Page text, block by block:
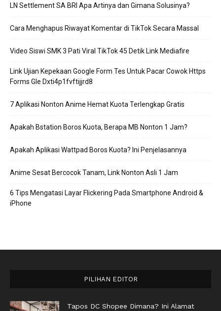
LN Settlement SA BRI Apa Artinya dan Gimana Solusinya?
Cara Menghapus Riwayat Komentar di TikTok Secara Massal
Video Siswi SMK 3 Pati Viral TikTok 45 Detik Link Mediafire
Link Ujian Kepekaan Google Form Tes Untuk Pacar Cowok Https
Forms Gle Dxti4p1fvftijjrd8
7 Aplikasi Nonton Anime Hemat Kuota Terlengkap Gratis
Apakah Bstation Boros Kuota, Berapa MB Nonton 1 Jam?
Apakah Aplikasi Wattpad Boros Kuota? Ini Penjelasannya
Anime Sesat Bercocok Tanam, Link Nonton Asli 1 Jam
6 Tips Mengatasi Layar Flickering Pada Smartphone Android &
iPhone
PILIHAN EDITOR
Tapos DC Shopee Dimana? Ini Alamat